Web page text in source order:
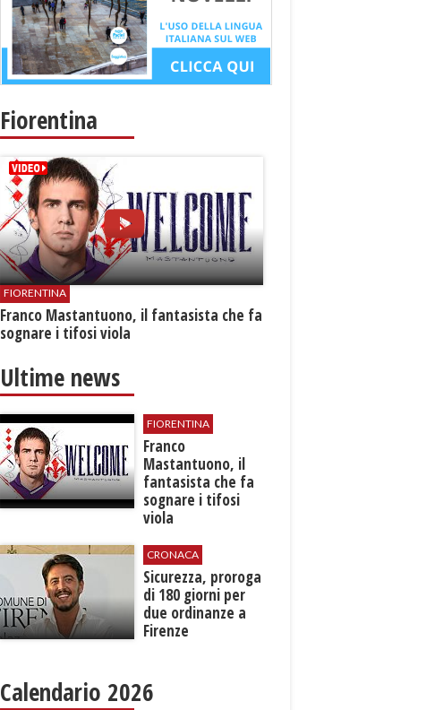
Fiorentina
FIORENTINA
Franco Mastantuono, il fantasista che fa
sognare i tifosi viola
Ultime news
FIORENTINA
Franco
Mastantuono, il
fantasista che fa
sognare i tifosi
viola
CRONACA
Sicurezza, proroga
di 180 giorni per
due ordinanze a
Firenze
Calendario 2026